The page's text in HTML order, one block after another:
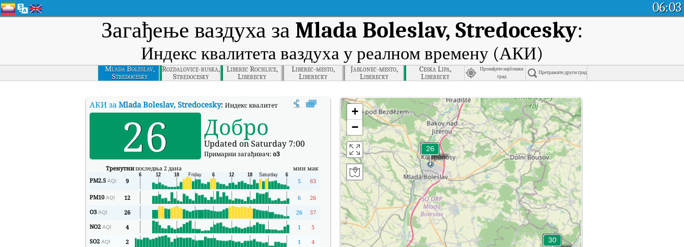
06:03
Загађење ваздуха за Mlada Boleslav, Stredocesky:
Индекс квалитета ваздуха у реалном времену (АКИ)
Mlada Boleslav,
Stredocesky
Rozdalovice-ruska,
Stredocesky
Liberec Rochlice,
Liberecky
Liberec-mesto,
Liberecky
Jablonec-mesto,
Liberecky
Ceska Lipa,
Liberecky
Пронађите најближи
град
Претражите други град
АКИ за Mlada Boleslav, Stredocesky: Индекс квалитета ваздуха (АКИ) компаније Mlada Boleslav, Stredocesky у реалном времену.
26 Добро
Updated on Saturday 7:00
Примарни загађивач:o3
Тренутнипоследња 2 дана мин мак
PM2.5 AQI 9 5 63
PM10 AQI 12 6
26
O3 AQI 26 26
57
NO2 AQI 4 1
5
SO2 AQI 2 1 4
+
−